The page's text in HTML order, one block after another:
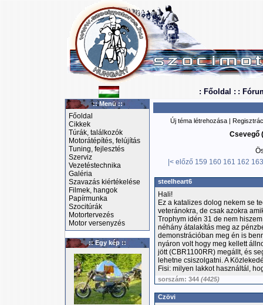
: Főoldal : :
:: Menü ::
Főoldal
Cikkek
Túrák, találkozók
Motorátépítés, felújítás
Tuning, fejlesztés
Szerviz
Vezetéstechnika
Galéria
Szavazás kiértékelése
Filmek, hangok
Papírmunka
Szocitúrák
Motortervezés
Motor versenyzés
:: Egy kép ::
Új téma létrehozása |
Csevegő
|< előző 159 160 161 162 163
steelheart6
Hali!
Ez a katalizes dolog nekem se
veteránokra, de csak azokra
Trophym idén 31 de nem
néhány átalakítás meg az
demonstrációban meg én is
nyáron volt hogy meg kellett
jött (CBR1100RR) megállt, és
lehetne csiszolgatni. A
Fisi: milyen lakkot használtál,
sorszám: 344 (4425)
Czövi